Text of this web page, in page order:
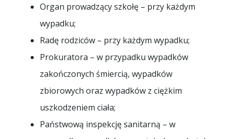
Organ prowadzący szkołę – przy każdym
wypadku;
Radę rodziców – przy każdym wypadku;
Prokuratora – w przypadku wypadków
zakończonych śmiercią, wypadków
zbiorowych oraz wypadków z ciężkim
uszkodzeniem ciała;
Państwową inspekcję sanitarną – w